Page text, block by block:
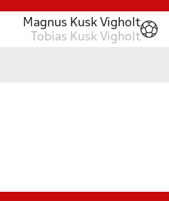
Magnus Kusk Vigholt
Tobias Kusk Vigholt